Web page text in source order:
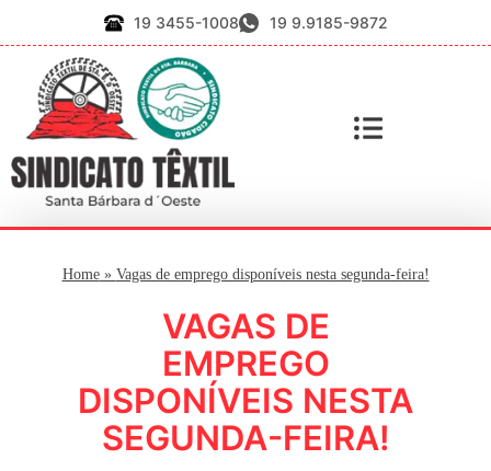
19 3455-1008 19 9.9185-9872
Home» Vagas de emprego disponíveis nesta segunda-feira!
VAGAS DE
EMPREGO
DISPONÍVEIS NESTA
SEGUNDA-FEIRA!